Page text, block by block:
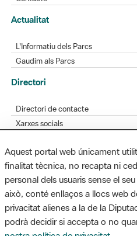
Actualitat
L'Informatiu dels Parcs
Gaudim als Parcs
Directori
Directori de contacte
Xarxes socials
Bústia de suggeriments
Opineu sobre els parcs
MAPA WEB AVÍS LEGAL ACCESSIBILITAT
Aquest portal web únicament
finalitat tècnica, no recapta ni
personal dels usuaris sense el
això, conté enllaços a llocs web
privacitat alienes a la de la
podrà decidir si accepta o no